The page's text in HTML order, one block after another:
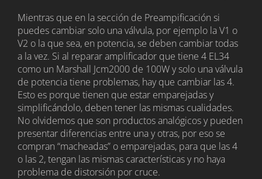
Mientras que en la sección de Preampificación si
puedes cambiar solo una válvula, por ejemplo la V1 o
V2 o la que sea, en potencia, se deben cambiar todas
a la vez. Si al reparar amplificador que tiene 4 EL34
como un Marshall Jcm2000 de 100W y solo una válvula
de potencia tiene problemas, hay que cambiar las 4.
Esto es porque tienen que estar emparejadas y
simplificándolo, deben tener las mismas cualidades.
No olvidemos que son productos analógicos y pueden
presentar diferencias entre una y otras, por eso se
compran “macheadas” o emparejadas, para que las 4
o las 2, tengan las mismas características y no haya
problema de distorsión por cruce.